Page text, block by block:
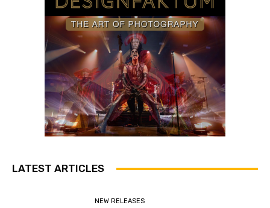
LATEST ARTICLES
NEW RELEASES